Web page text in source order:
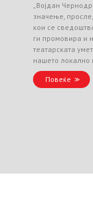
„Војдан
значење,
кои се
ги промовира и
театарската
нашето
Повеќе